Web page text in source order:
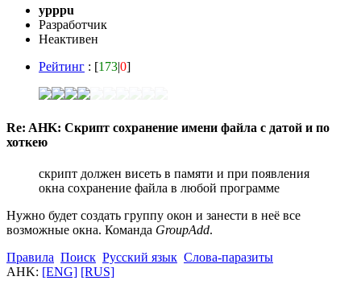
ypppu
Разработчик
Неактивен
Рейтинг : [173|0]
Re: AHK: Скрипт сохранение имени файла с датой и по
хоткею
скрипт должен висеть в памяти и при появления
окна сохранение файла в любой программе
Нужно будет создать группу окон и занести в неё все
возможные окна. Команда GroupAdd.
Правила Поиск Русский язык Слова-паразиты
AHK: [ENG] [RUS]